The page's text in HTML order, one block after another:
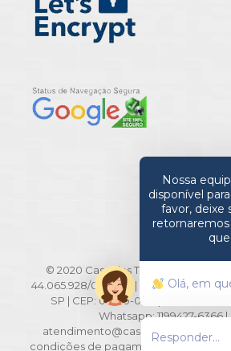
© 2020 Casa das Toalhas. All Rights
44.065.928/0001-20 | Rua Barão de
SP | CEP: 03010-000 | TEL: 11-2694-
Whatsapp: 1199427-6366 |
condições de pagamento da nossa
Nossa
disponível
favor, deixe
Olá, em